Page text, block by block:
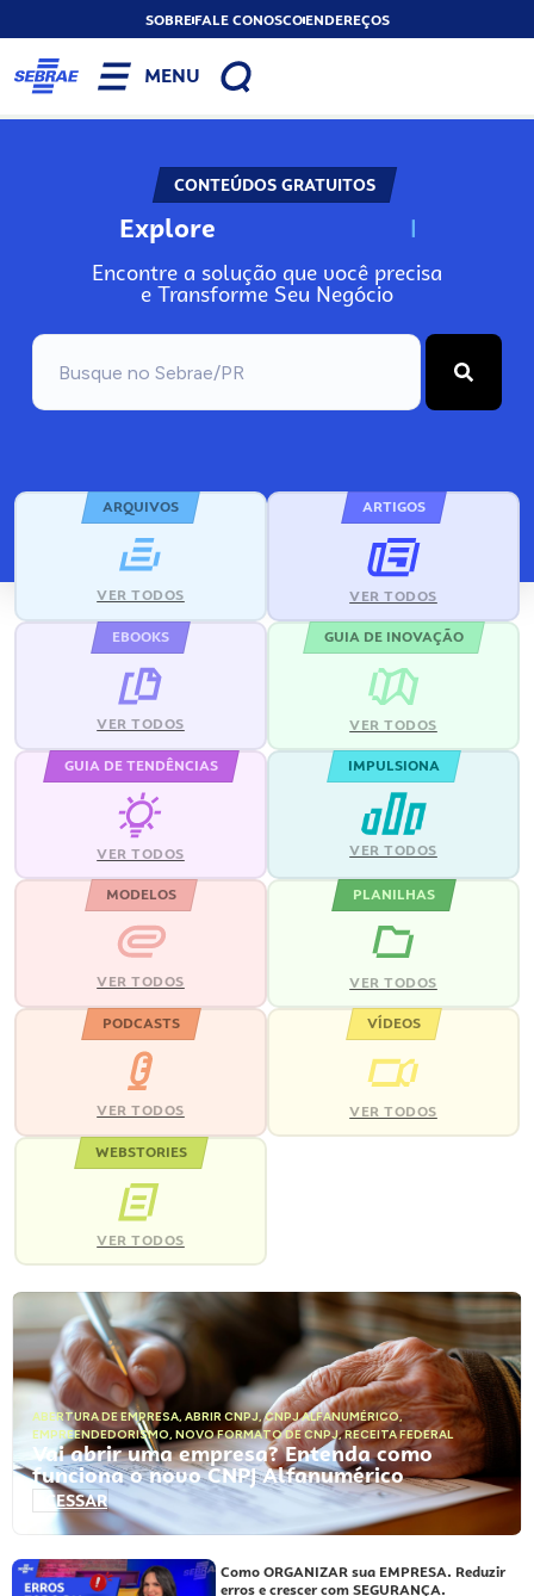
SOBREFALE CONOSCOENDEREÇOS
MENU
CONTEÚDOS GRATUITOS
Explore N
Encontre a solução que você precisa
e Transforme Seu Negócio
ARQUIVOS
VER TODOS
ARTIGOS
VER TODOS
EBOOKS
VER TODOS
GUIA DE INOVAÇÃO
VER TODOS
GUIA DE TENDÊNCIAS
VER TODOS
IMPULSIONA
VER TODOS
MODELOS
VER TODOS
PLANILHAS
VER TODOS
PODCASTS
VER TODOS
VÍDEOS
VER TODOS
WEBSTORIES
VER TODOS
ABERTURA DE EMPRESA, ABRIR CNPJ,CNPJ ALFANUMÉRICO,
EMPREENDEDORISMO, NOVO FORMATO DE CNPJ,RECEITA FEDERAL
Vai abrir uma empresa? Entenda como
funciona o novo CNPJ Alfanumérico
ACESSAR
Como ORGANIZAR sua EMPRESA. Reduzir
erros e crescer com SEGURANÇA.